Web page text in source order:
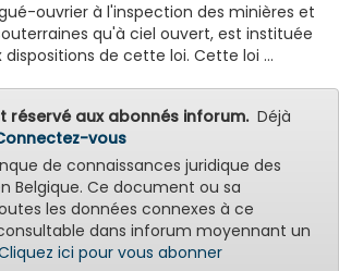
ouvrier à l'inspection des minières et
qu'à ciel ouvert, est instituée
de cette loi. Cette loi ...
réservé aux abonnés inforum.Déjà
vous
de connaissances juridique des
Belgique. Ce document ou sa
les données connexes à ce
dans inforum moyennant un
ici pour vous abonner